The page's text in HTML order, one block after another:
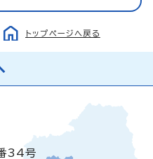
トップページへ戻る
34号